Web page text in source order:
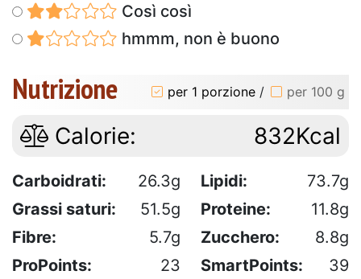
Così così
hmmm, non è buono
Nutrizione per 1 porzione / per 100 g
Calorie: 832Kcal
Carboidrati: 26.3g Lipidi:
73.7g
Grassi saturi:
51.5g Proteine:
11.8g
Fibre:
5.7g Zucchero:
8.8g
ProPoints:
23 SmartPoints: 39